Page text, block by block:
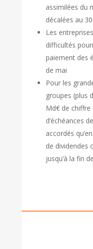
assimilées du
décalées au
Les
difficultés
paiement des
de mai
Pour les
groupes (plus
Md€ de chiffre
d’échéances
accordés
de dividendes
jusqu’à la fin